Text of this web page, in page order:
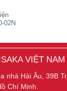
02N
VIỆT NAM
nhà Hải Âu, 39B
Chí Minh.